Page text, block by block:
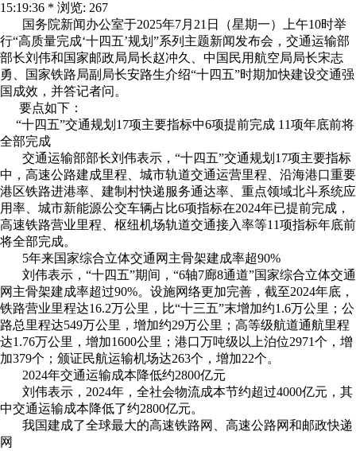
15:19:36 * 浏览: 267
国务院新闻办公室于2025年7月21日（星期一）上午10时举
行“高质量完成‘十四五’规划”系列主题新闻发布会，交通运输部
部长刘伟和国家邮政局局长赵冲久、中国民用航空局局长宋志
勇、国家铁路局副局长安路生介绍“十四五”时期加快建设交通强
国成效，并答记者问。
要点如下：
“十四五”交通规划17项主要指标中6项提前完成 11项年底前将
全部完成
交通运输部部长刘伟表示，“十四五”交通规划17项主要指标
中，高速公路建成里程、城市轨道交通运营里程、沿海港口重要
港区铁路进港率、建制村快递服务通达率、重点领域北斗系统应
用率、城市新能源公交车辆占比6项指标在2024年已提前完成，
高速铁路营业里程、枢纽机场轨道交通接入率等11项指标年底前
将全部完成。
5年来国家综合立体交通网主骨架建成率超90%
刘伟表示，“十四五”期间，“6轴7廊8通道”国家综合立体交通
网主骨架建成率超过90%。设施网络更加完善，截至2024年底，
铁路营业里程达16.2万公里，比“十三五”末增加约1.6万公里；公
路总里程达549万公里，增加约29万公里；高等级航道通航里程
达1.76万公里，增加1600公里；港口万吨级以上泊位2971个，增
加379个；颁证民航运输机场达263个，增加22个。
2024年交通运输成本降低约2800亿元
刘伟表示，2024年，全社会物流成本节约超过4000亿元，其
中交通运输成本降低了约2800亿元。
我国建成了全球最大的高速铁路网、高速公路网和邮政快递
网